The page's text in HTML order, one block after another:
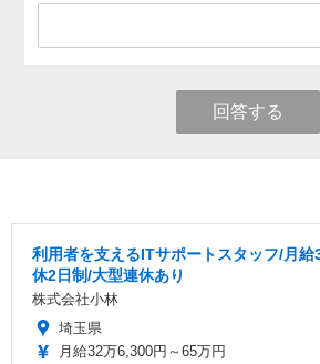
回答する
利用者を支えるITサポートスタッフ/月給
休2日制/大型連休あり
株式会社小林
埼玉県
月給32万6,300円～65万円